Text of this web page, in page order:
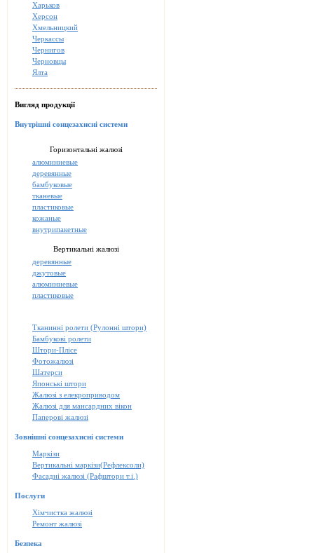
Харьков
Херсон
Хмельницкий
Черкассы
Чернигов
Черновцы
Ялта
Вигляд продукції
Внутрішні сонцезахисні системи
Горизонтальні жалюзі
алюминиевые
деревянные
бамбуковые
тканевые
пластиковые
кожаные
внутрипакетные
Вертикальні жалюзі
деревянные
джутовые
алюминиевые
пластиковые
Тканинні ролети (Рулонні штори)
Бамбукові ролети
Штори-Плісе
Фотожалюзі
Шатерси
Японські штори
Жалюзі з елекроприводом
Жалюзі для мансардних вікон
Паперові жалюзі
Зовнішні сонцезахисні системи
Маркізи
Вертикальні маркізи(Рефлексоли)
Фасадні жалюзі (Рафштори т.і.)
Послуги
Хімчистка жалюзі
Ремонт жалюзі
Безпека